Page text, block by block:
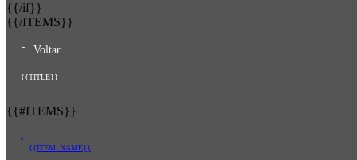
{{/if}}
{{/ITEMS}}
Voltar
{{TITLE}}
{{#ITEMS}}
{{ITEM_NAME}}